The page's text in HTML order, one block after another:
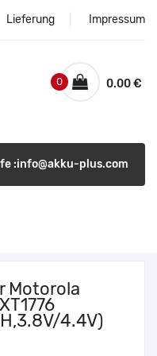
Lieferung Impressum
0.00 €
0
:info@akku-plus.com
Motorola
4.4V)